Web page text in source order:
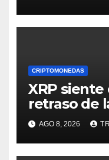
CRIPTOMONEDAS
XRP
retraso de
¿Podrá
encima de
AGO 8, 2026